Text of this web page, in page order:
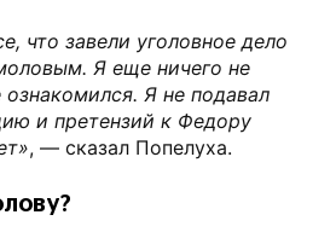
что завели уголовное дело
Я еще ничего не
Я не подавал
и претензий к Федору
, — сказал Попелуха.